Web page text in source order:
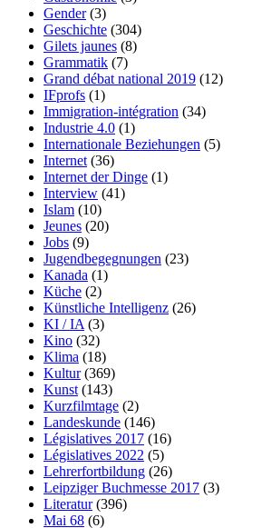
Gender(3)
Geschichte (304)
Gilets jaunes (8)
Grammatik (7)
Grand débat national 2019 (12)
IFprofs (1)
Immigration-intégration (34)
Industrie 4.0 (1)
Internationale Beziehungen (5)
Internet (36)
Internet der Dinge (1)
Interview (41)
Islam (10)
Jeunes (20)
Jobs (9)
Jugendbegegnungen (23)
Kanada (1)
Küche (2)
Künstliche Intelligenz (26)
KI / IA (3)
Kino (32)
Klima (18)
Kultur(369)
Kunst (143)
Kurzfilmtage (2)
Landeskunde (146)
Législatives 2017 (16)
Législatives 2022 (5)
Lehrerfortbildung (26)
Leipziger Buchmesse 2017 (3)
Literatur(396)
Mai 68 (6)